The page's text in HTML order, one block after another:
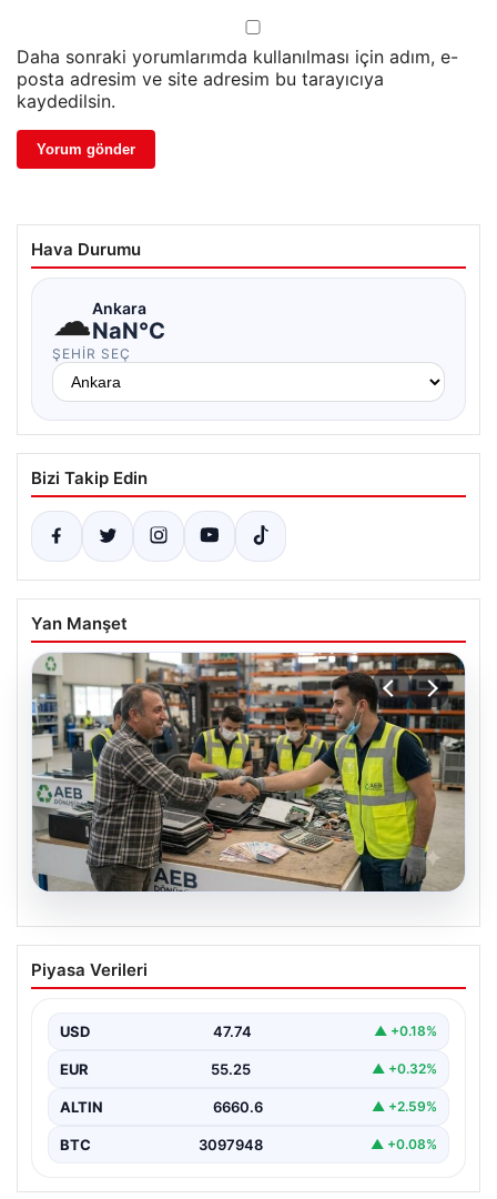
Daha sonraki yorumlarımda kullanılması için adım, e-
posta adresim ve site adresim bu tarayıcıya
kaydedilsin.
Hava Durumu
☁Ankara
NaN°C
ŞEHIR SEÇ
Bizi Takip Edin
Yan Manşet
Profesyonel Atık Dönüşümü ve Geri
Hizmetleri
envanterlerini belirli periyotlarla güncellemektedir.
Yapılan yenileme süreçlerinde boşta…
Piyasa Verileri
USD 47.74 ▲ +0.18%
EUR 55.25 ▲ +0.32%
ALTIN 6660.6 ▲ +2.59%
BTC 3097948 ▲ +0.08%